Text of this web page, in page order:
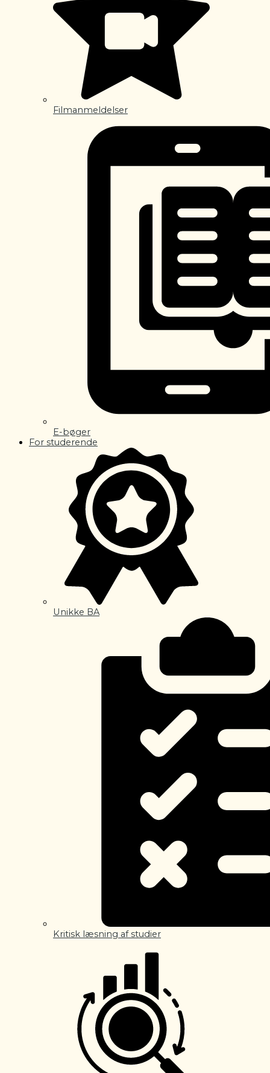
Filmanmeldelser
E-bøger
For studerende
Unikke BA
Kritisk læsning af studier